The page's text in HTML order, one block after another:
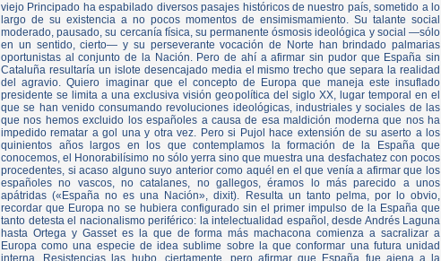
viejo Principado ha espabilado diversos pasajes históricos de nuestro país, sometido a lo
largo de su existencia a no pocos momentos de ensimismamiento. Su talante social
moderado, pausado, su cercanía física, su permanente ósmosis ideológica y social —sólo
en un sentido, cierto— y su perseverante vocación de Norte han brindado palmarias
oportunistas al conjunto de la Nación. Pero de ahí a afirmar sin pudor que España sin
Cataluña resultaría un islote desencajado media el mismo trecho que separa la realidad
del agravio. Quiero imaginar que el concepto de Europa que maneja este insuflado
presidente se limita a una exclusiva visión geopolítica del siglo XX, lugar temporal en el
que se han venido consumando revoluciones ideológicas, industriales y sociales de las
que nos hemos excluido los españoles a causa de esa maldición moderna que nos ha
impedido rematar a gol una y otra vez. Pero si Pujol hace extensión de su aserto a los
quinientos años largos en los que contemplamos la formación de la España que
conocemos, el Honorabilísimo no sólo yerra sino que muestra una desfachatez con pocos
procedentes, si acaso alguno suyo anterior como aquél en el que venía a afirmar que los
españoles no vascos, no catalanes, no gallegos, éramos lo más parecido a unos
apátridas («España no es una Nación», dixit). Resulta un tanto pelma, por lo obvio,
recordar que Europa no se hubiera configurado sin el primer impulso de la España que
tanto detesta el nacionalismo periférico: la intelectualidad español, desde Andrés Laguna
hasta Ortega y Gasset es la que de forma más machacona comienza a sacralizar a
Europa como una especie de idea sublime sobre la que conformar una futura unidad
interna. Resistencias las hubo, ciertamente, pero afirmar que España fue ajena a la